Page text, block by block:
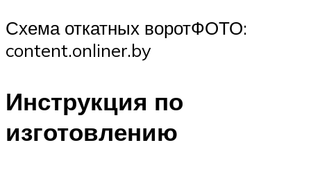
Схема откатных воротФОТО:
content.onliner.by
Инструкция по
изготовлению